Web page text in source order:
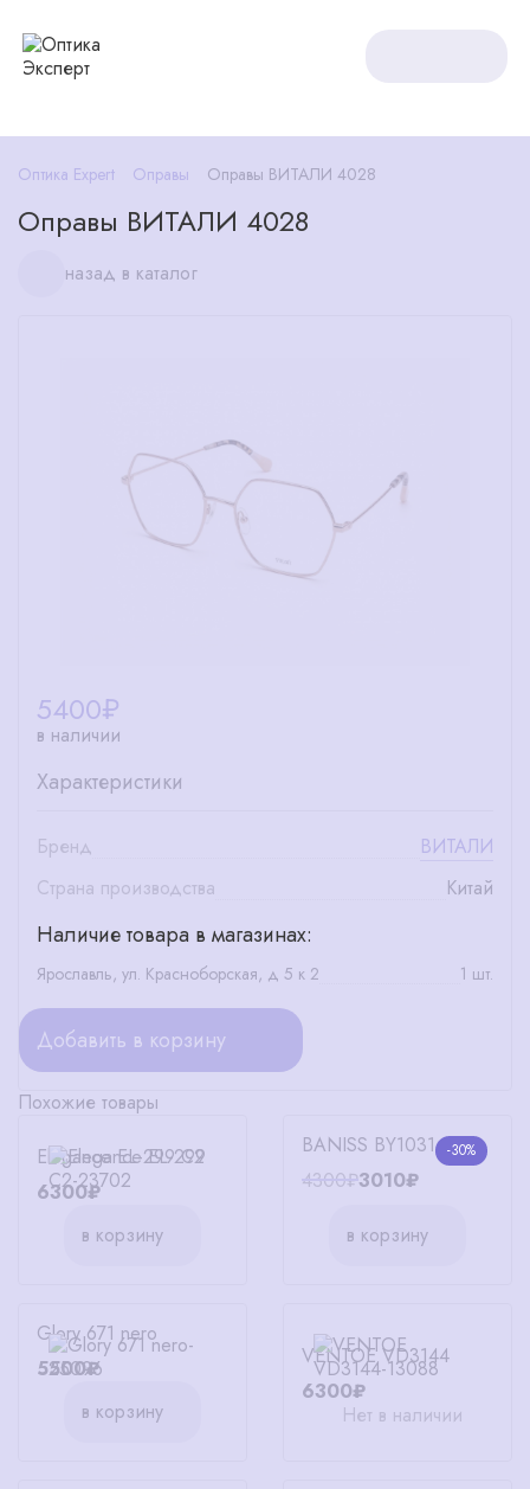
Оптика Expert Оправы Оправы ВИТАЛИ 4028
Оправы ВИТАЛИ 4028
назад в каталог
5400₽
в наличии
Характеристики
Бренд
ВИТАЛИ
Страна производства
Китай
Наличие товара в магазинах:
Ярославль, ул. Красноборская, д 5 к 2 1 шт.
Добавить в корзину
Похожие товары
Elegance EL-299 C2
6300₽
в корзину
-30%
BANISS BY1031 C03
4300₽3010₽
в корзину
Glory 671 nero
5500₽
в корзину
VENTOE VD3144
6300₽
Нет в наличии